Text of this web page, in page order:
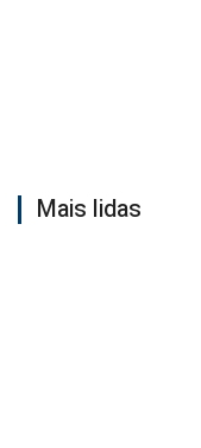
Mais lidas